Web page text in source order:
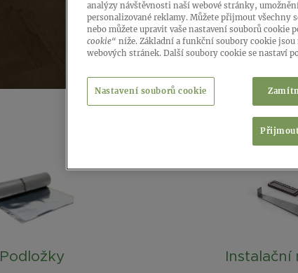
Podložky Instalační
analýzy návštěvnosti naší webové stránky,
personalizované reklamy. Můžete přijmout všechny
nebo můžete upravit vaše nastavení souborů cookie
cookie“ níže. Základní a funkční soubory cookie
webových stránek. Další soubory cookie se nastaví
Nastavení souborů cookie